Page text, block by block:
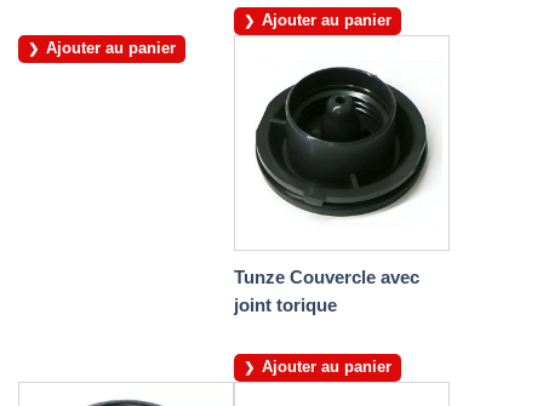
Ajouter au panier
Ajouter au panier
Tunze Couvercle avec
joint torique
Ajouter au panier